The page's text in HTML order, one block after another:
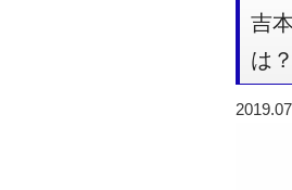
吉
は？